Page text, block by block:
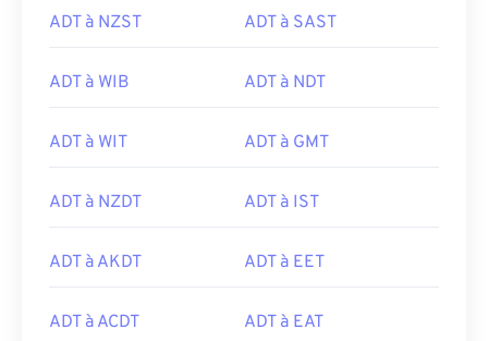
ADT à NZST ADT à SAST
ADT à WIB ADT à NDT
ADT à WIT ADT à GMT
ADT à NZDT ADT à IST
ADT à AKDT ADT à EET
ADT à ACDT ADT à EAT